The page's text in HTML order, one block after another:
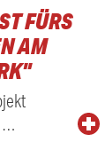
FÜRS
AM
…